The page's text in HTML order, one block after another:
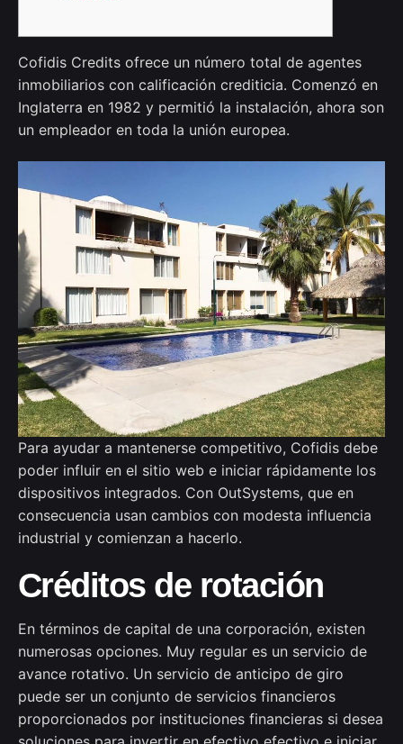
Cofidis Credits ofrece un número total de agentes
inmobiliarios con calificación crediticia. Comenzó en
Inglaterra en 1982 y permitió la instalación, ahora son
un empleador en toda la unión europea.
Para ayudar a mantenerse competitivo, Cofidis debe
poder influir en el sitio web e iniciar rápidamente los
dispositivos integrados. Con OutSystems, que en
consecuencia usan cambios con modesta influencia
industrial y comienzan a hacerlo.
Créditos de rotación
En términos de capital de una corporación, existen
numerosas opciones. Muy regular es un servicio de
avance rotativo. Un servicio de anticipo de giro
puede ser un conjunto de servicios financieros
proporcionados por instituciones financieras si desea